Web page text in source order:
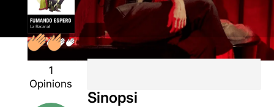
1
Opinions
Sinopsi